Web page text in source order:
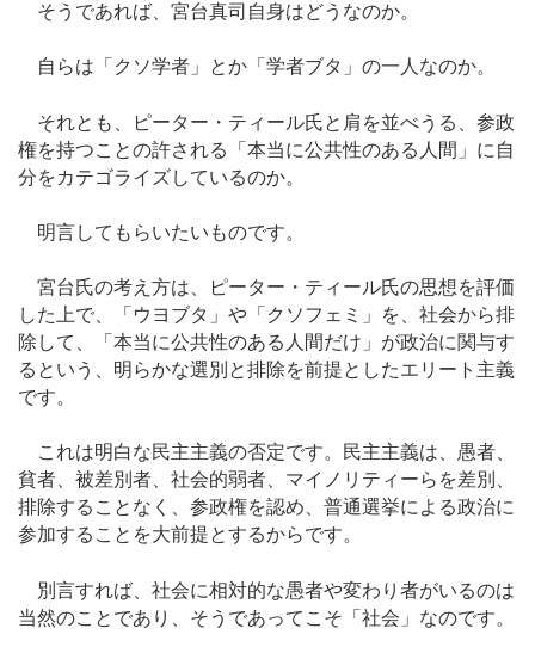
そうであれば、宮台真司自身はどうなのか。
自らは「クソ学者」とか「学者ブタ」の一人なのか。
それとも、ピーター・ティール氏と肩を並べうる、参政
権を持つことの許される「本当に公共性のある人間」に自
分をカテゴライズしているのか。
明言してもらいたいものです。
宮台氏の考え方は、ピーター・ティール氏の思想を評価
した上で、「ウヨブタ」や「クソフェミ」を、社会から排
除して、「本当に公共性のある人間だけ」が政治に関与す
るという、明らかな選別と排除を前提としたエリート主義
です。
これは明白な民主主義の否定です。民主主義は、愚者、
貧者、被差別者、社会的弱者、マイノリティーらを差別、
排除することなく、参政権を認め、普通選挙による政治に
参加することを大前提とするからです。
別言すれば、社会に相対的な愚者や変わり者がいるのは
当然のことであり、そうであってこそ「社会」なのです。